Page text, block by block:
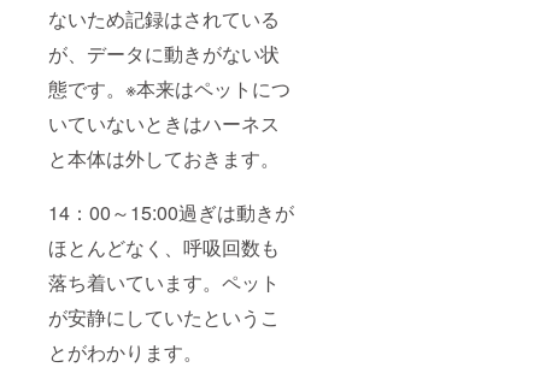
ないため記録はされている
が、データに動きがない状
態です。※本来はペットにつ
いていないときはハーネス
と本体は外しておきます。
14：00～15:00過ぎは動きが
ほとんどなく、呼吸回数も
落ち着いています。ペット
が安静にしていたというこ
とがわかります。